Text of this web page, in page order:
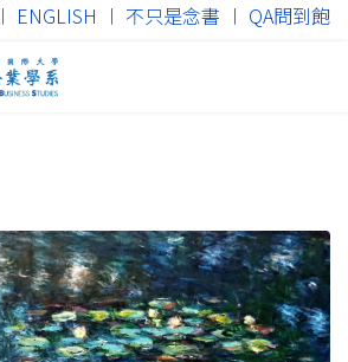
︱ ENGLISH ︱ 不只是念書 ︱ QA問到飽